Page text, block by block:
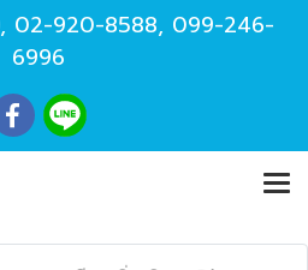
, 02-920-8588, 099-246-
6996